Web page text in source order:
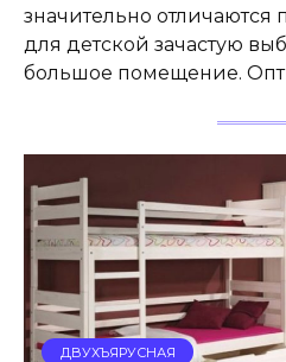
значительно отличаются
для детской зачастую
большое помещение.
ДВУХЪЯРУСНАЯ